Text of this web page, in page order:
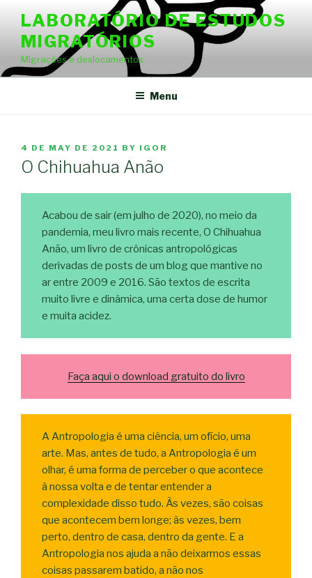
content
LABORATÓRIO DE ESTUDOS
MIGRATÓRIOS
Migrações e deslocamentos
Menu
POSTED
ON
4 DE MAY DE 2021 BY IGOR
O Chihuahua Anão
Acabou de sair (em julho de 2020), no meio da
pandemia, meu livro mais recente, O Chihuahua
Anão, um livro de crônicas antropológicas
derivadas de posts de um blog que mantive no
ar entre 2009 e 2016. São textos de escrita
muito livre e dinâmica, uma certa dose de humor
e muita acidez.
Faça aqui o download gratuito do livro
A Antropologia é uma ciência, um ofício, uma
arte. Mas, antes de tudo, a Antropologia é um
olhar, é uma forma de perceber o que acontece
à nossa volta e de tentar entender a
complexidade disso tudo. Às vezes, são coisas
que acontecem bem longe; às vezes, bem
perto, dentro de casa, dentro da gente. E a
Antropologia nos ajuda a não deixarmos essas
coisas passarem batido, a não nos